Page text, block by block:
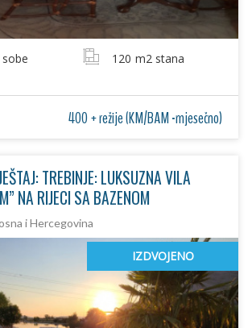
120 m2 stana
400 + režije (KM/BAM -mjesečno)
TREBINJE: LUKSUZNA VILA
NA RIJECI SA BAZENOM
i Hercegovina
IZDVOJENO